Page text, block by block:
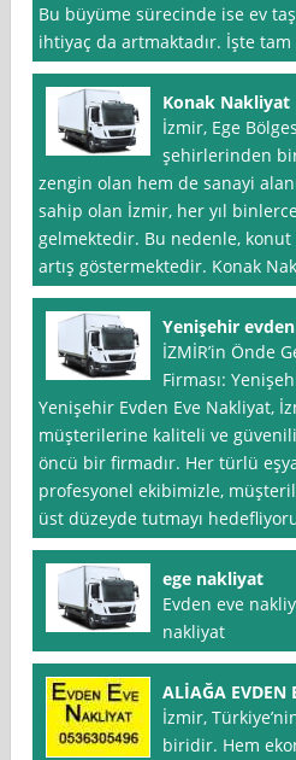
Bu büyüme sürecinde ise ev
ihtiyaç da artmaktadır. İşte
Konak Nakliyat
İzmir, Ege
şehirlerinden
zengin olan hem de sanayi
sahip olan İzmir, her yıl
gelmektedir. Bu nedenle,
artış göstermektedir. Konak
Yenişehir
İZMİR’in Önde
Firması:
Yenişehir Evden Eve Nakliyat,
müşterilerine kaliteli ve
öncü bir firmadır. Her türlü
profesyonel ekibimizle,
üst düzeyde tutmayı
ege nakliyat
Evden eve
nakliyat
ALİAĞA EVDEN
İzmir,
biridir. Hem